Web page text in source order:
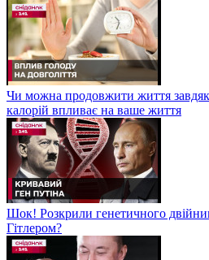
Чи можна продовжити життя
калорій впливає на ваше життя
Шок! Розкрили генетичного
Гітлером?